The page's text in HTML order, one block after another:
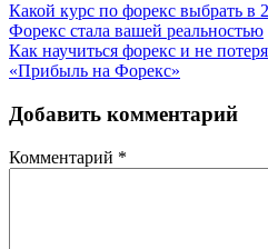
Какой курс по форекс выбрать в
Форекс стала вашей реальностью
Как научиться форекс и не
«Прибыль на Форекс»
Добавить комментарий
Комментарий *